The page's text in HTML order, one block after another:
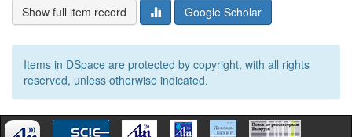
Show full item record Google Scholar
Items in DSpace are protected by copyright, with all rights
reserved, unless otherwise indicated.